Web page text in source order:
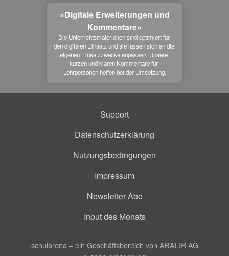
«Digitale Erweiterungen und
Kommentare»
Die Unterrichtsmaterialien sind optimiert für
den digitalen Einsatz und sie lassen sich an die
eigenen Einsatzzwecke anpassen. Unsere
kurzen und klaren Kommentare für
Lehrpersonen helfen bei der Umsetzung.
Support
Datenschutzerklärung
Nutzungsbedingungen
Impressum
Newsletter Abo
Input des Monats
schularena – ein Geschäftsbereich von ABALIR AG